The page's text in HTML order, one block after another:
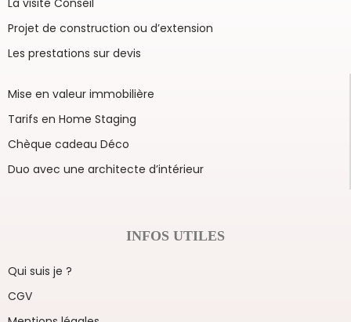
Projet de construction ou d’extension
Les prestations sur devis
Mise en valeur immobilière
Tarifs en Home Staging
Chèque cadeau Déco
Duo avec une architecte d’intérieur
INFOS UTILES
Qui suis je ?
CGV